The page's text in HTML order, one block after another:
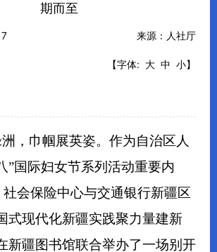
期而至
来源：人社厅
【字体: 大 中 小】
，巾帼展英姿。作为自治区人
”国际妇女节系列活动重要内
会保险中心与交通银行新疆区
式现代化新疆实践聚力量建新
新疆图书馆联合举办了一场别开